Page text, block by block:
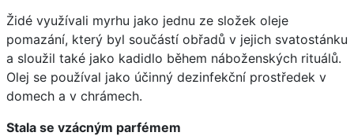
Židé využívali myrhu jako jednu ze složek oleje
pomazání, který byl součástí obřadů v jejich svatostánku
a sloužil také jako kadidlo během náboženských rituálů.
Olej se používal jako účinný dezinfekční prostředek v
domech a v chrámech.
Stala se vzácným parfémem